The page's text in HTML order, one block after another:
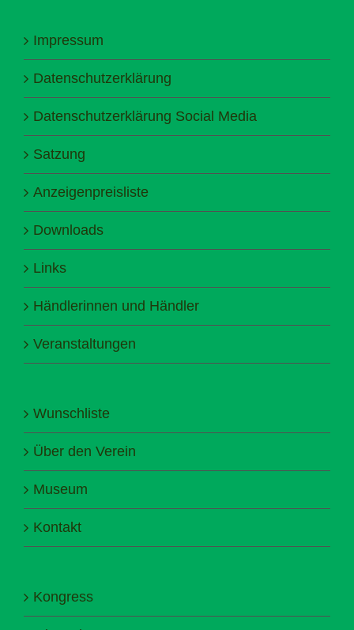
Impressum
Datenschutzerklärung
Datenschutzerklärung Social Media
Satzung
Anzeigenpreisliste
Downloads
Links
Händlerinnen und Händler
Veranstaltungen
Wunschliste
Über den Verein
Museum
Kontakt
Kongress